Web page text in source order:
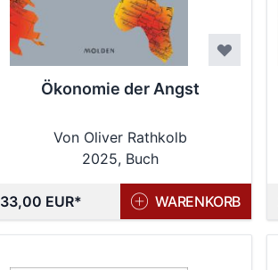
Ökonomie der Angst
Von Oliver Rathkolb
2025, Buch
33,00 EUR WARENKORB